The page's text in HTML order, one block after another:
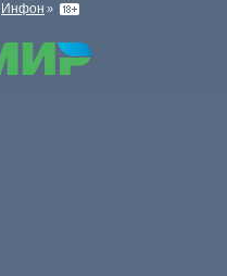
Инфон »